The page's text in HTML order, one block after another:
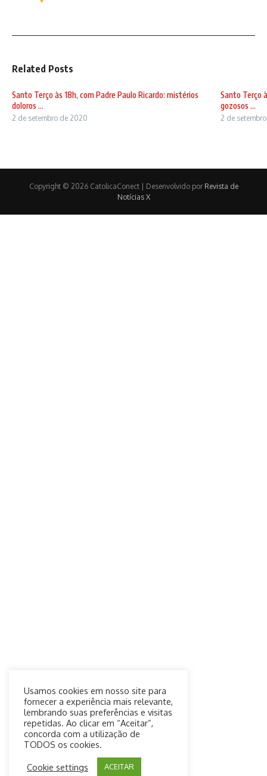
Related Posts
Santo Terço às 18h, com Padre Paulo Ricardo: mistérios
doloros ...
2 de setembro de 2020
Santo Terço
gozosos ...
2 de
Copyright © 2026 CatolicaConect | Desenvolvido por Revista de
Notícias X
Usamos cookies em nosso site para
fornecer a experiência mais relevante,
lembrando suas preferências e visitas
repetidas. Ao clicar em “Aceitar”,
concorda com a utilização de
TODOS os cookies.
Cookie settings ACEITAR